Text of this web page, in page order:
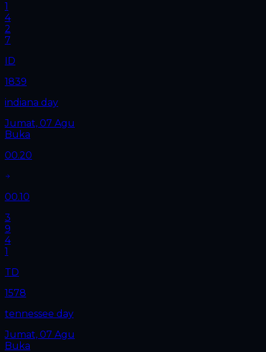
1
4
2
7
ID
1839
indiana day
Jumat, 07 Agu
Buka
00.20
00.10
3
9
4
1
TD
1578
tennessee day
Jumat, 07 Agu
Buka